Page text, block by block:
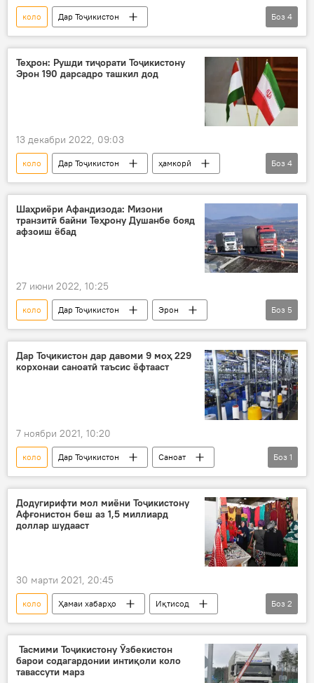
коло
Дар Тоҷикистон
гардиши молу коло
гардиши коло
Суғд
Иқтисод гумрук
Боз 4
Теҳрон: Рушди тиҷорати Тоҷикистону
Эрон 190 дарсадро ташкил дод
13 декабри 2022, 09:03
коло Дар Тоҷикистон
ҳамкорӣ
Эрон
тиҷорат
гардиши молу коло
гумрук
Боз 4
Шаҳриёри Афандизода: Мизони
транзитӣ байни Теҳрону Душанбе бояд
афзоиш ёбад
27 июни 2022, 10:25
коло Дар Тоҷикистон
Эрон
ҳамкорӣ
транзит
ҳамлу нақл
равобит
тақвият
Боз 5
Дар Тоҷикистон дар давоми 9 моҳ 229
корхонаи саноатӣ таъсис ёфтааст
7 ноябри 2021, 10:20
коло Дар Тоҷикистон
Саноат
тавлид
Боз 1
Додугирифти мол миёни Тоҷикистону
Афғонистон беш аз 1,5 миллиард
доллар шудааст
30 марти 2021, 20:45
коло Ҳамаи хабарҳо
Иқтисод
Афғонистон
Дар Тоҷикистон
Боз 2
Тасмими Тоҷикистону Ӯзбекистон
барои содагардонии интиқоли коло
тавассути марз